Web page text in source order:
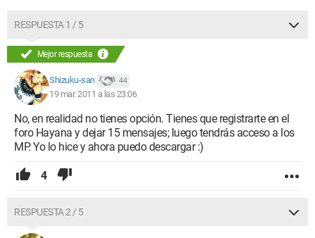
RESPUESTA 1 / 5
Mejor respuesta
Shizuku-san 44
19 mar. 2011 a las 23:06
No, en realidad no tienes opción. Tienes que registrarte en el
foro Hayana y dejar 15 mensajes; luego tendrás acceso a los
MP. Yo lo hice y ahora puedo descargar :)
4
RESPUESTA 2 / 5